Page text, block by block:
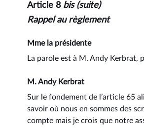
Article 8bis (suite)
Rappel au règlement
Mme la présidente
La parole est à M. Andy Kerbrat,
M. Andy Kerbrat
Sur le fondement de l’article 65
savoir où nous en sommes des
compte mais je crois que notre